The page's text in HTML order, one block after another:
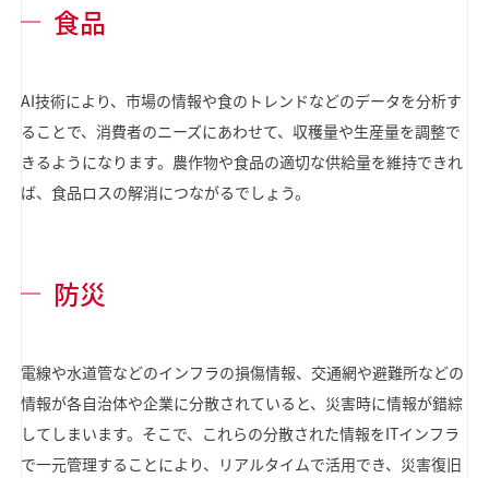
食品
AI技術により、市場の情報や食のトレンドなどのデータを分析す
ることで、消費者のニーズにあわせて、収穫量や生産量を調整で
きるようになります。農作物や食品の適切な供給量を維持できれ
ば、食品ロスの解消につながるでしょう。
防災
電線や水道管などのインフラの損傷情報、交通網や避難所などの
情報が各自治体や企業に分散されていると、災害時に情報が錯綜
してしまいます。そこで、これらの分散された情報をITインフラ
で一元管理することにより、リアルタイムで活用でき、災害復旧